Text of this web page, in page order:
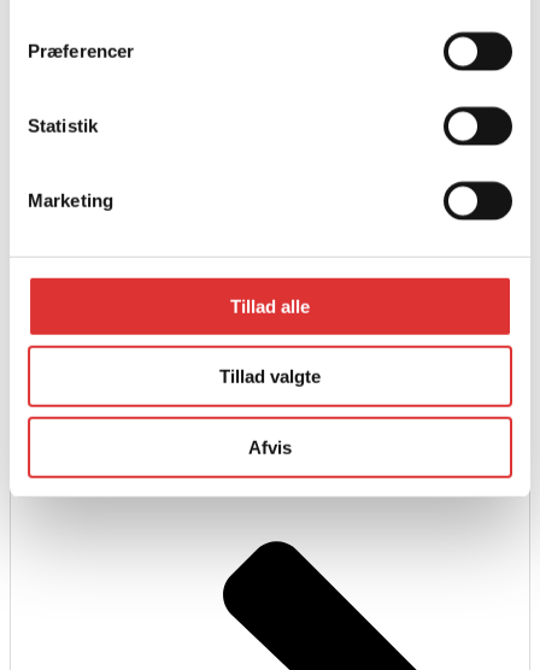
Præferencer
Statistik
Marketing
Tillad alle
Tillad valgte
Afvis
SPIL ARTRAX 4000 NYLON